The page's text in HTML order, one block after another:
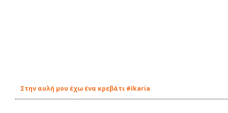
Στην αυλή μου έχω ένα κρεβάτι #Ikaria